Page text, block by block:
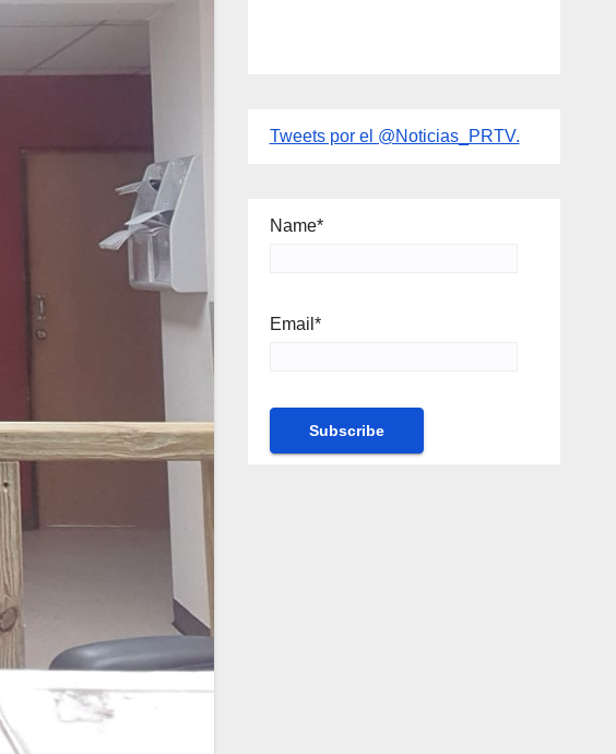
Tweets por el @Noticias_PRTV.
Name*
Email*